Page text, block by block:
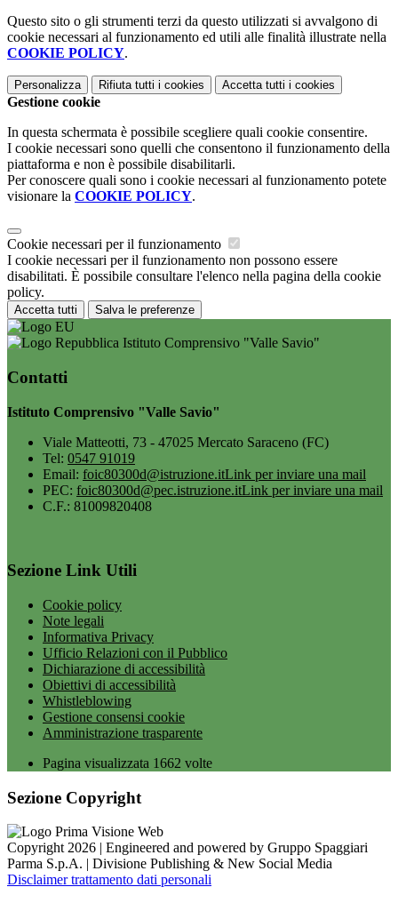
Questo sito o gli strumenti terzi da questo utilizzati si avvalgono di
cookie necessari al funzionamento ed utili alle finalità illustrate nella
COOKIE POLICY.
Personalizza Rifiuta tutti i cookies Accetta tutti i cookies
Gestione cookie
In questa schermata è possibile scegliere quali cookie consentire.
I cookie necessari sono quelli che consentono il funzionamento della
piattaforma e non è possibile disabilitarli.
Per conoscere quali sono i cookie necessari al funzionamento potete
visionare la COOKIE POLICY.
Cookie necessari per il funzionamento
I cookie necessari per il funzionamento non possono essere
disabilitati. È possibile consultare l'elenco nella pagina della cookie
policy.
Accetta tutti Salva le preferenze
Istituto Comprensivo "Valle Savio"
Contatti
Istituto Comprensivo "Valle Savio"
Viale Matteotti, 73 - 47025 Mercato Saraceno (FC)
Tel: 0547 91019
Email: foic80300d@istruzione.itLink per inviare una mail
PEC: foic80300d@pec.istruzione.itLink per inviare una mail
C.F.: 81009820408
Sezione Link Utili
Cookie policy
Note legali
Informativa Privacy
Ufficio Relazioni con il Pubblico
Dichiarazione di accessibilità
Obiettivi di accessibilità
Whistleblowing
Gestione consensi cookie
Amministrazione trasparente
Pagina visualizzata 1662 volte
Sezione Copyright
Copyright 2026 | Engineered and powered by Gruppo Spaggiari
Parma S.p.A. | Divisione Publishing & New Social Media
Disclaimer trattamento dati personali